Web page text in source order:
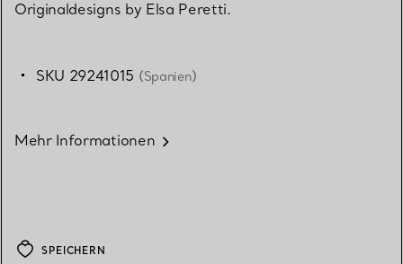
Originaldesigns by Elsa Peretti.
SKU 29241015 (Spanien)
Mehr Informationen
SPEICHERN